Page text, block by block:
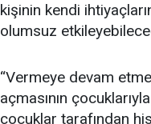
kişinin kendi
olumsuz
“Vermeye devam
açmasının
çocuklar tarafından